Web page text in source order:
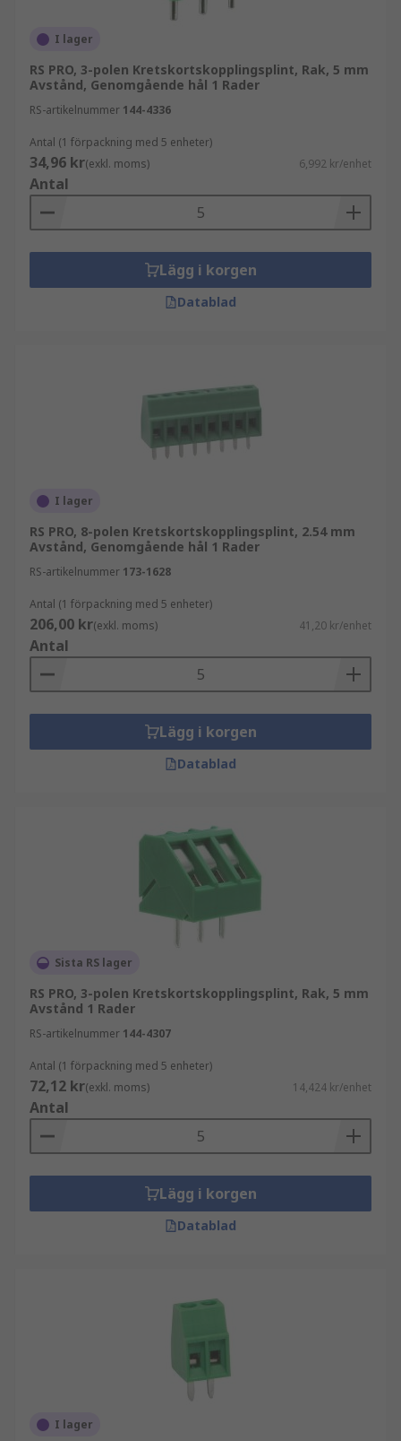
I lager
RS PRO, 3-polen Kretskortskopplingsplint, Rak, 5 mm
Avstånd, Genomgående hål 1 Rader
RS-artikelnummer 144-4336
Antal (1 förpackning med 5 enheter)
34,96 kr(exkl. moms) 6,992 kr/enhet
Antal
Lägg i korgen
Datablad
I lager
RS PRO, 8-polen Kretskortskopplingsplint, 2.54 mm
Avstånd, Genomgående hål 1 Rader
RS-artikelnummer 173-1628
Antal (1 förpackning med 5 enheter)
206,00 kr(exkl. moms) 41,20 kr/enhet
Antal
Lägg i korgen
Datablad
Sista RS lager
RS PRO, 3-polen Kretskortskopplingsplint, Rak, 5 mm
Avstånd 1 Rader
RS-artikelnummer 144-4307
Antal (1 förpackning med 5 enheter)
72,12 kr(exkl. moms) 14,424 kr/enhet
Antal
Lägg i korgen
Datablad
I lager